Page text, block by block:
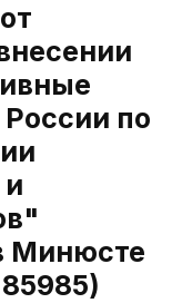
по
Минюсте